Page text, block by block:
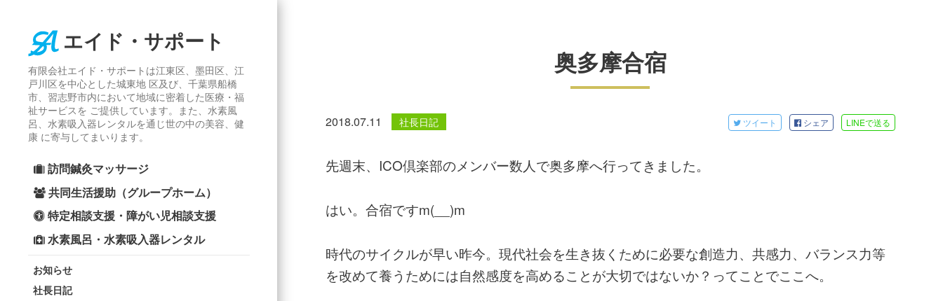
エイド・サポート
有限会社エイド・サポートは江東区、墨田区、江
戸川区を中心とした城東地 区及び、千葉県船橋
市、習志野市内において地域に密着した医療・福
祉サービスを ご提供しています。また、水素風
呂、水素吸入器レンタルを通じ世の中の美容、健
康 に寄与してまいります。
訪問鍼灸マッサージ
共同生活援助（グループホーム）
特定相談支援・障がい児相談支援
水素風呂・水素吸入器レンタル
お知らせ
社長日記
奥多摩合宿
2018.07.11 社長日記 ツイート シェア LINEで送る
先週末、ICO倶楽部のメンバー数人で奥多摩へ行ってきました。
はい。合宿ですm(__)m
時代のサイクルが早い昨今。現代社会を生き抜くために必要な創造力、共感力、バランス力等
を改めて養うためには自然感度を高めることが大切ではないか？ってことでここへ。